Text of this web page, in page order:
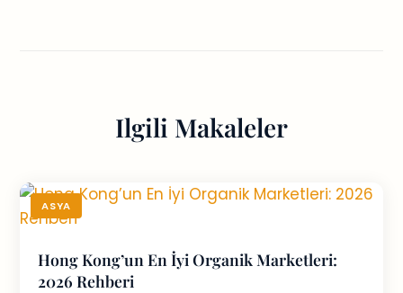
Ilgili Makaleler
ASYA
Hong Kong’un En İyi Organik Marketleri:
2026 Rehberi